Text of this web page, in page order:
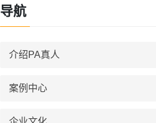
导航
介绍PA真人
案例中心